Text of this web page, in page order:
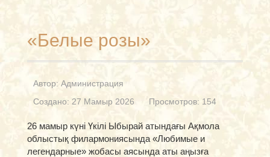
«Белые розы»
Автор: Администрация
Создано: 27 Мамыр 2026
Просмотров: 154
26 мамыр күні Үкілі Ыбырай атындағы Ақмола
облыстық филармониясында «Любимые и
легендарные» жобасы аясында аты аңызға